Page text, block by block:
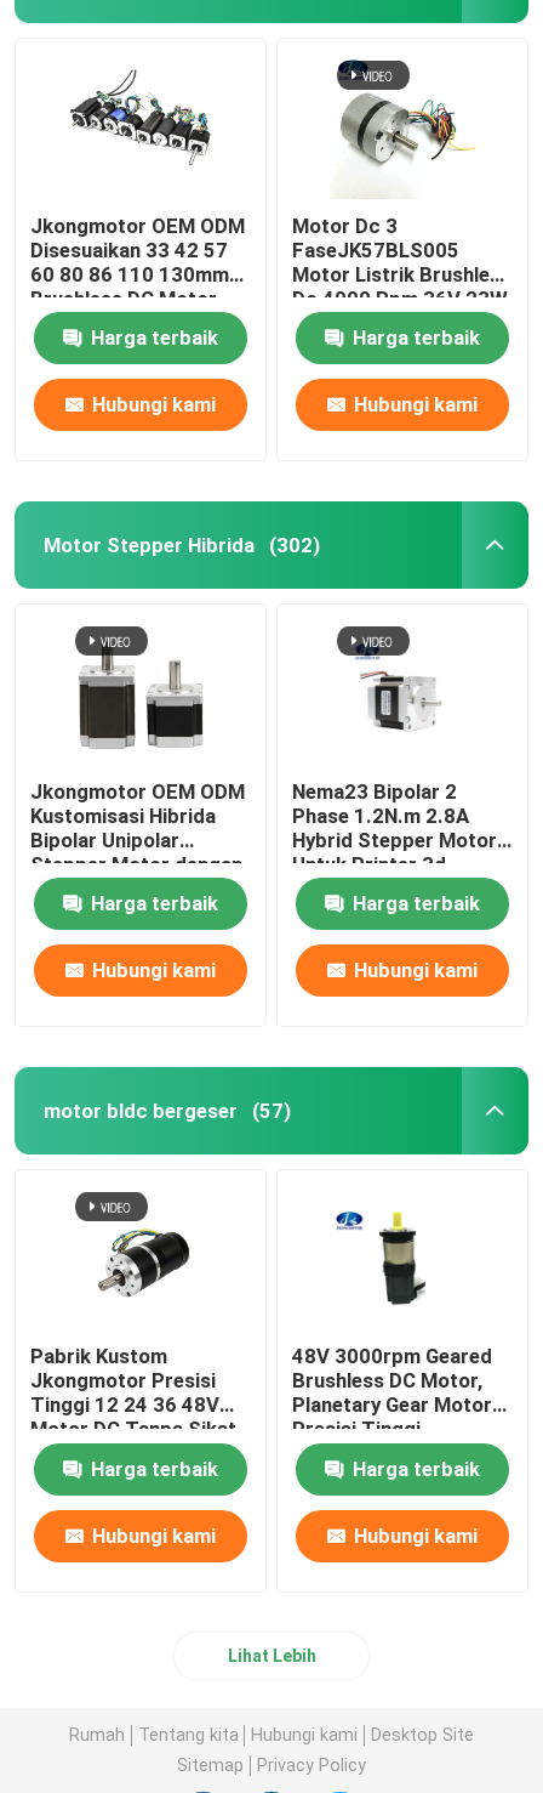
Jkongmotor OEM ODM
Disesuaikan 33 42 57
60 80 86 110 130mm
Brushless DC Motor
dengan Brake Encoder
Gearbox Dibangun di
Driver
Harga terbaik
Hubungi kami
Motor Dc 3
FaseJK57BLS005
Motor Listrik Brushless
Dc 4000 Rpm 36V 23W
Dengan CE ROHS
Harga terbaik
Hubungi kami
Motor Stepper Hibrida (302)
Jkongmotor OEM ODM
Kustomisasi Hibrida
Bipolar Unipolar
Stepper Motor dengan
Gearbox Encoder Rem
Driver Terintegrasi
Harga terbaik
Hubungi kami
Nema23 Bipolar 2
Phase 1.2N.m 2.8A
Hybrid Stepper Motor
Untuk Printer 3d
Harga terbaik
Hubungi kami
motor bldc bergeser (57)
Pabrik Kustom
Jkongmotor Presisi
Tinggi 12 24 36 48V
Motor DC Tanpa Sikat
dengan Gearbox Gigi
Planet Spur Worm
Harga terbaik
Hubungi kami
48V 3000rpm Geared
Brushless DC Motor,
Planetary Gear Motor
Presisi Tinggi
Harga terbaik
Hubungi kami
Lihat Lebih
Rumah Tentang kita Hubungi kami
Desktop Site
Sitemap
Privacy Policy